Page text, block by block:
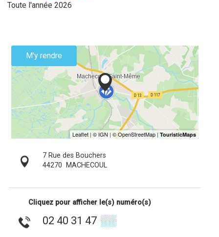
Toute l'année 2026
M'y rendre
7 Rue des Bouchers
44270 MACHECOUL
Cliquez pour afficher le(s) numéro(s)
02 40 31 47 ▒▒